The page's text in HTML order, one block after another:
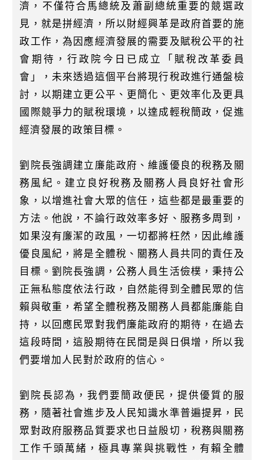
濟，不僅符合馬總統及蕭副總統重要的競選政
見，就是拼經濟，所以財經興革是政府首要的施
政工作，為因應經濟發展的需要及賦稅公平的社
會期待，行政院今日已成立「賦稅改革委員
會」，未來透過這個平台將現行稅政進行通盤檢
討，以期建立更公平、更簡化、更效率化及更具
國際競爭力的賦稅環境，以達成輕稅簡政，促進
經濟發展的政策目標。
劉院長強調建立廉能政府、維護優良的稅務及關
務風紀。建立良好稅務及關務人員良好社會形
象，以增進社會大眾的信任，這些都是最重要的
方法。他說，不論行政效率多好、服務多周到，
如果沒有廉潔的政風，一切都將枉然，因此維護
優良風紀，將是全體稅、關務人員共同的責任及
目標。劉院長強調，公務人員生活儉樸，秉持公
正無私態度依法行政，自然能得到全體民眾的信
賴與敬重，希望全體稅務及關務人員都能廉能自
持，以回應民眾對我們廉能政府的期待，在過去
這段時間，這股期待在民間是與日俱增，所以我
們要增加人民對於政府的信心。
劉院長認為，我們要簡政便民，提供優質的服
務，隨著社會進步及人民知識水準普遍提昇，民
眾對政府服務品質要求也日益殷切，稅務與關務
工作千頭萬緒，極具專業與挑戰性，有賴全體